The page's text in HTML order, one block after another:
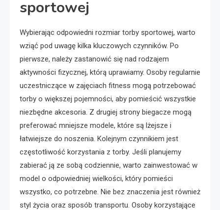
sportowej
Wybierając odpowiedni rozmiar torby sportowej, warto
wziąć pod uwagę kilka kluczowych czynników. Po
pierwsze, należy zastanowić się nad rodzajem
aktywności fizycznej, którą uprawiamy. Osoby regularnie
uczestniczące w zajęciach fitness mogą potrzebować
torby o większej pojemności, aby pomieścić wszystkie
niezbędne akcesoria. Z drugiej strony biegacze mogą
preferować mniejsze modele, które są lżejsze i
łatwiejsze do noszenia. Kolejnym czynnikiem jest
częstotliwość korzystania z torby. Jeśli planujemy
zabierać ją ze sobą codziennie, warto zainwestować w
model o odpowiedniej wielkości, który pomieści
wszystko, co potrzebne. Nie bez znaczenia jest również
styl życia oraz sposób transportu. Osoby korzystające